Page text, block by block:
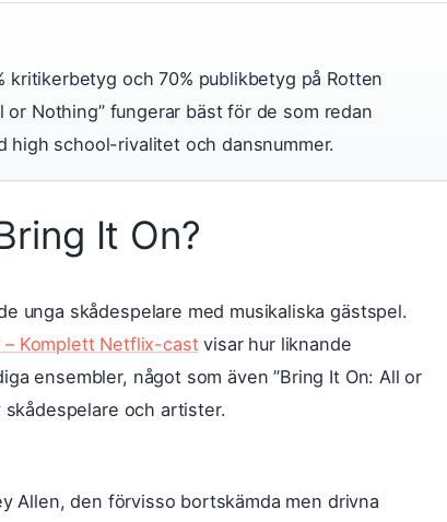
kritikerbetyg och 70% publikbetyg på Rotten
or Nothing” fungerar bäst för de som redan
high school-rivalitet och dansnummer.
It On?
unga skådespelare med musikaliska gästspel.
– Komplett Netflix-castvisar hur liknande
ensembler, något som även ”Bring It On: All or
skådespelare och artister.
Allen, den förvisso bortskämda men drivna